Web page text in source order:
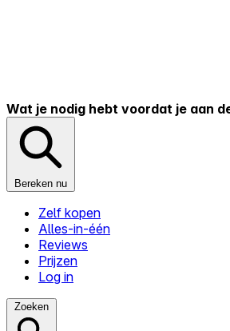
Wat je nodig hebt voordat je aan
Bereken nu
Zelf kopen
Alles-in-één
Reviews
Prijzen
Log in
Zoeken